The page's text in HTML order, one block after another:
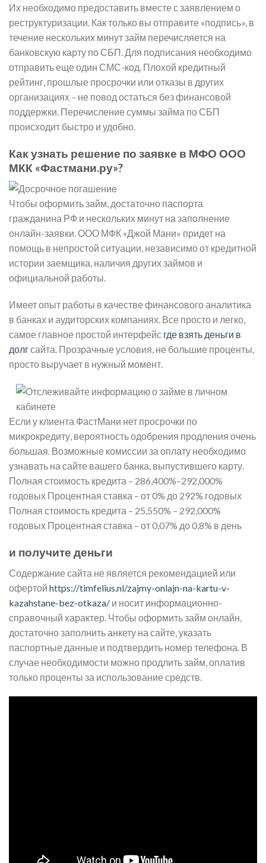
Их необходимо предоставить вместе с заявлением о
реструктуризации. Как только вы отправите «подпись», в
течение нескольких минут займ перечисляется на
банковскую карту по СБП. Для подписания необходимо
отправить еще один СМС-код. Плохой кредитный
рейтинг, прошлые просрочки или отказы в других
организациях – не повод остаться без финансовой
поддержки. Перечисление суммы займа по СБП
происходит быстро и удобно.
Как узнать решение по заявке в МФО ООО
МКК «Фастмани.ру»?
Чтобы оформить займ, достаточно паспорта
гражданина РФ и нескольких минут на заполнение
онлайн-заявки. ООО МФК «Джой Мани» придет на
помощь в непростой ситуации, независимо от кредитной
истории заемщика, наличия других займов и
официальной работы.
Имеет опыт работы в качестве финансового аналитика
в банках и аудиторских компаниях. Все просто и легко,
самое главное простой интерфейс где взять деньги в
долгсайта. Прозрачные условия, не большие проценты,
просто выручает в нужный момент.
Если у клиента ФастМани нет просрочки по
микрокредиту, вероятность одобрения продления очень
большая. Возможные комиссии за оплату необходимо
узнавать на сайте вашего банка, выпустившего карту.
Полная стоимость кредита – 286,400%–292,000%
годовых Процентная ставка – от 0% до 292% годовых
Полная стоимость кредита – 25,550% – 292,000%
годовых Процентная ставка – от 0,07% до 0,8% в день
и получите деньги
Содержание сайта не является рекомендацией или
офертой https://timfelius.nl/zajmy-onlajn-na-kartu-v-
kazahstane-bez-otkaza/ и носит информационно-
справочный характер. Чтобы оформить займ онлайн,
достаточно заполнить анкету на сайте, указать
паспортные данные и подтвердить номер телефона. В
случае необходимости можно продлить займ, оплатив
только проценты за использование средств.